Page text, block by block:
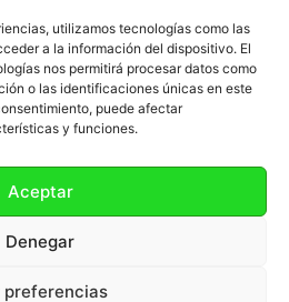
utilizamos tecnologías como las
a la información del dispositivo. El
nos permitirá procesar datos como
o las identificaciones únicas en este
puede afectar
y funciones.
Aceptar
Denegar
preferencias
NOSOTROS